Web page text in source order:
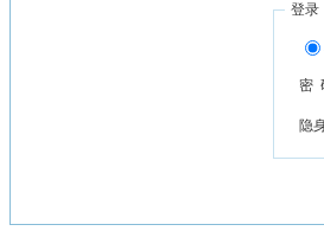
登录
密
隐